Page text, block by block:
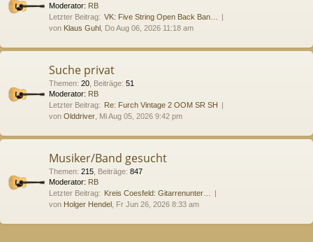
Moderator: RB
Letzter Beitrag: VK: Five String Open Back Ban…
von Klaus Guhl , Do Aug 06, 2026 11:18 am
Suche privat
Themen: 20 Beiträge: 51
Moderator: RB
Letzter Beitrag: Re: Furch Vintage 2 OOM SR SH
von Olddriver , Mi Aug 05, 2026 9:42 pm
Musiker/Band gesucht
Themen: 215 Beiträge: 847
Moderator: RB
Letzter Beitrag: Kreis Coesfeld: Gitarrenunter…
von Holger Hendel , Fr Jun 26, 2026 8:33 am